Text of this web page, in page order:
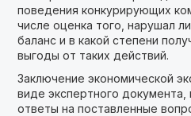
поведения конкурирующих
числе оценка того, нарушал
баланс и в какой степени
выгоды от таких действий.
Заключение экономической
виде экспертного
ответы на поставленные